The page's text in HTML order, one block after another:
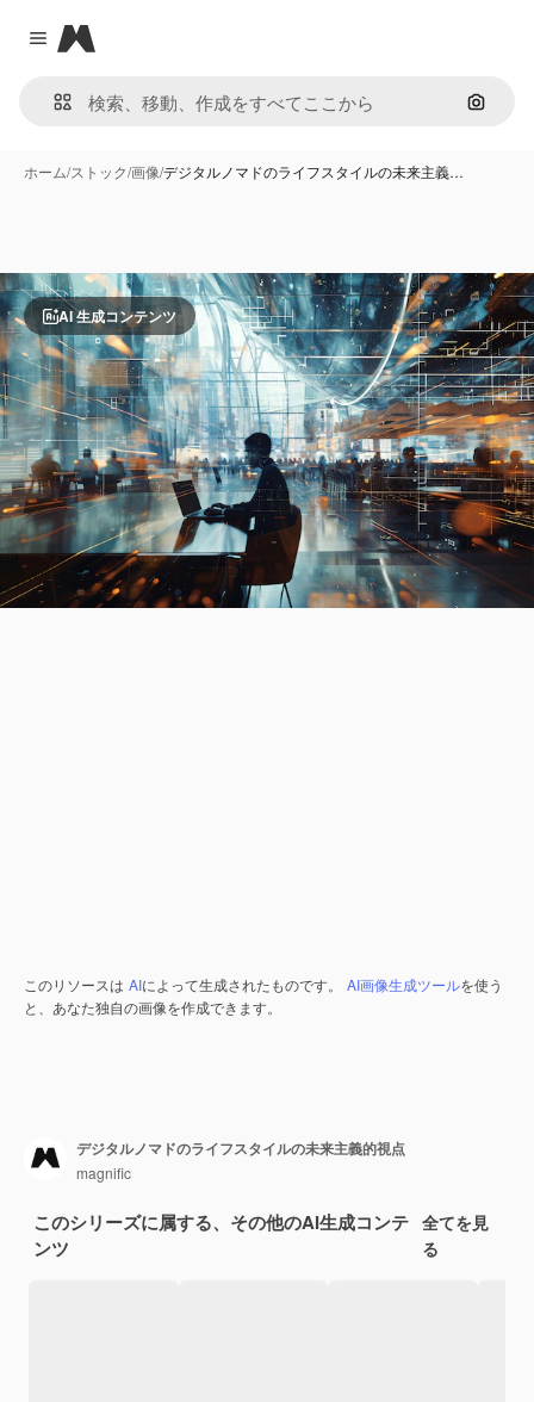
Close menu
Magnific
画像で
ホーム/ストック/画像/デジタルノマドのライフスタイルの未来主義…
AI 生成コンテンツ
このリソースは AIによって生成されたものです。 AI画像生成ツールを使う
と、あなた独自の画像を作成できます。
デジタルノマドのライフスタイルの未来主義的視点
magnific
このシリーズに属する、その他のAI生成コンテ
ンツ
全てを見
る